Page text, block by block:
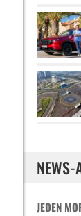
NEWS-
JEDEN